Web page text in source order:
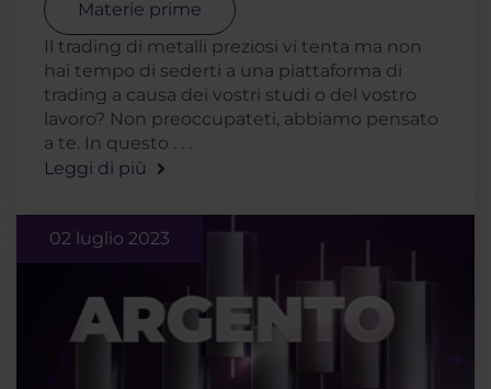
Materie prime
Il trading di metalli preziosi vi tenta ma non
hai tempo di sederti a una piattaforma di
trading a causa dei vostri studi o del vostro
lavoro? Non preoccupateti, abbiamo pensato
a te. In questo . . .
Leggi di più
02 luglio 2023